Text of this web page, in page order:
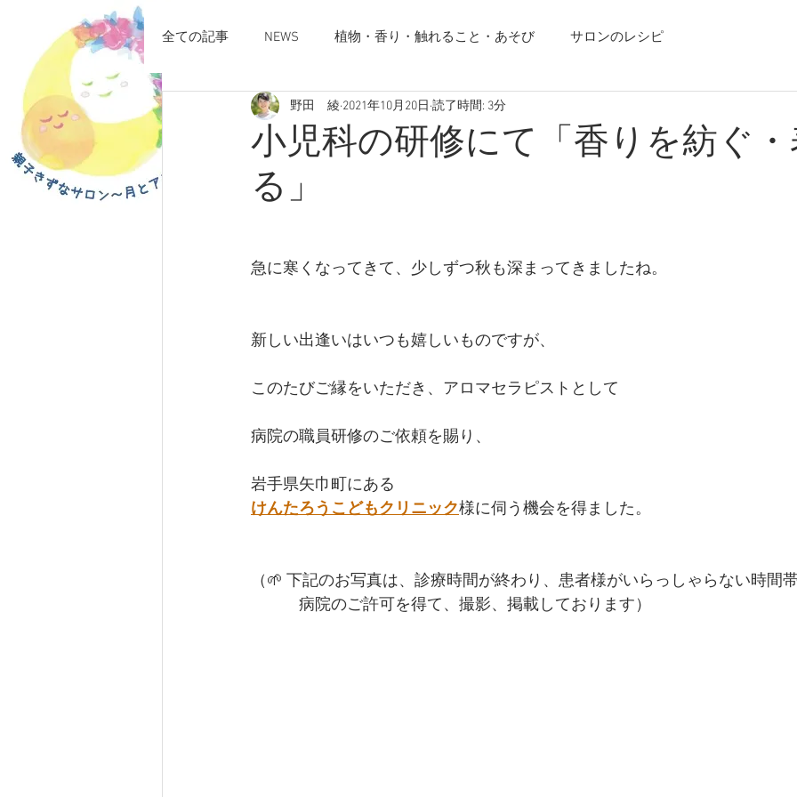
全ての記事 NEWS 植物・香り・触れること・あそび サロンのレシピ
小児科の研修にて「香りを紡ぐ
る」
野田 綾 2021年10月20日 読了時間: 3分
急に寒くなってきて、少しずつ秋も深まってきましたね。
新しい出逢いはいつも嬉しいものですが、
このたびご縁をいただき、アロマセラピストとして
病院の職員研修のご依頼を賜り、
岩手県矢巾町にある
けんたろうこどもクリニック様に伺う機会を得ました。
（🌱 下記のお写真は、診療時間が終わり、患者様がいらっしゃらない時間
病院のご許可を得て、撮影、掲載しております）